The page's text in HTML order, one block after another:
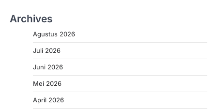
Archives
Agustus 2026
Juli 2026
Juni 2026
Mei 2026
April 2026